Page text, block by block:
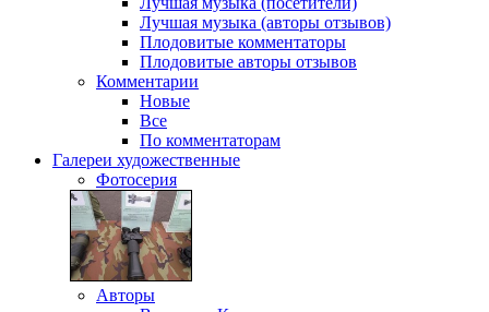
Лучшая музыка (авторы отзывов)
Плодовитые комментаторы
Плодовитые авторы отзывов
Комментарии
Новые
Все
По комментаторам
Галереи художественные
Фотосерия
Авторы